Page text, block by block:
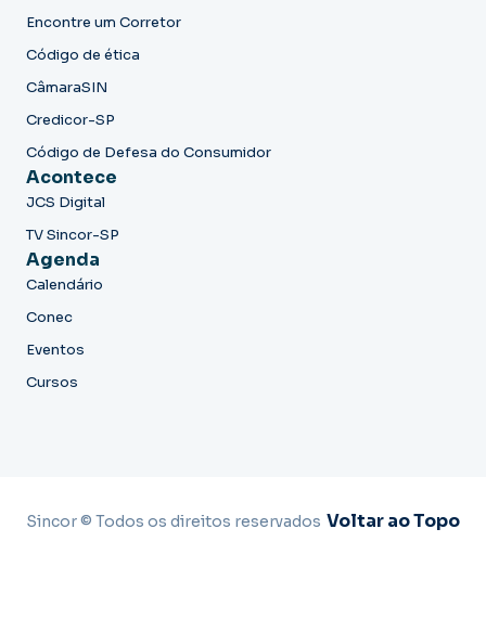
Encontre um Corretor
Código de ética
CâmaraSIN
Credicor-SP
Código de Defesa do Consumidor
Acontece
JCS Digital
TV Sincor-SP
Agenda
Calendário
Conec
Eventos
Cursos
Sincor © Todos os direitos reservados Voltar ao Topo